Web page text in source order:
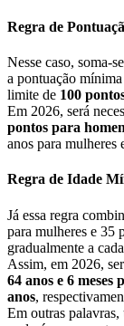
Regra de
Nesse caso, soma-
a pontuação
limite de 100
Em 2026, será
pontos para
anos para mulheres
Regra de Idade
Já essa regra
para mulheres e 35
gradualmente a
Assim, em 2026,
64 anos e 6 meses
anos,
Em outras